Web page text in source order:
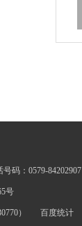
号码：0579-84202907
号
） 百度统计